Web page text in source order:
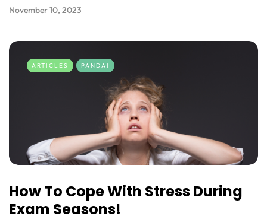
November 10, 2023
ARTICLES PANDAI
How To Cope With Stress During
Exam Seasons!